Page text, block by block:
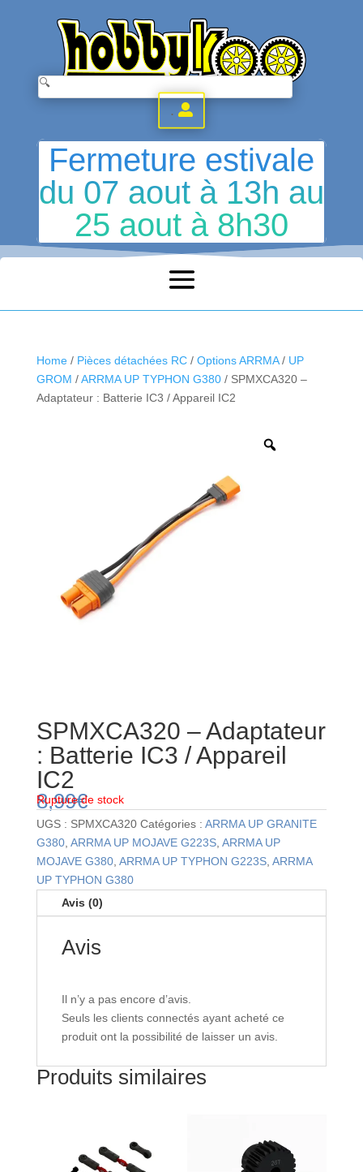
.
Fermeture estivale
du 07 aout à 13h au
25 aout à 8h30
Home/ Pièces détachées RC/ Options ARRMA/ UP
GROM /ARRMA UP TYPHON G380/ SPMXCA320 –
Adaptateur : Batterie IC3 / Appareil IC2
SPMXCA320 – Adaptateur
: Batterie IC3 / Appareil
IC2
8,99€
Rupture de stock
UGS : SPMXCA320 Catégories : ARRMA UP GRANITE
G380, ARRMA UP MOJAVE G223S, ARRMA UP
MOJAVE G380, ARRMA UP TYPHON G223S, ARRMA
UP TYPHON G380
Avis (0)
Avis
Il n’y a pas encore d’avis.
Seuls les clients connectés ayant acheté ce
produit ont la possibilité de laisser un avis.
Produits similaires